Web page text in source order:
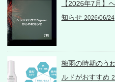
【2026年7月】
知らせ 2026/06/24
梅雨の時期のう
ルドがおすすめ